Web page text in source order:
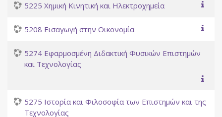
5225 Χημική Κινητική και Ηλεκτροχημεία
5208 Εισαγωγή στην Οικονομία
5274 Εφαρμοσμένη Διδακτική Φυσικών Επιστημών
και Τεχνολογίας
5275 Ιστορία και Φιλοσοφία των Επιστημών και της
Τεχνολογίας